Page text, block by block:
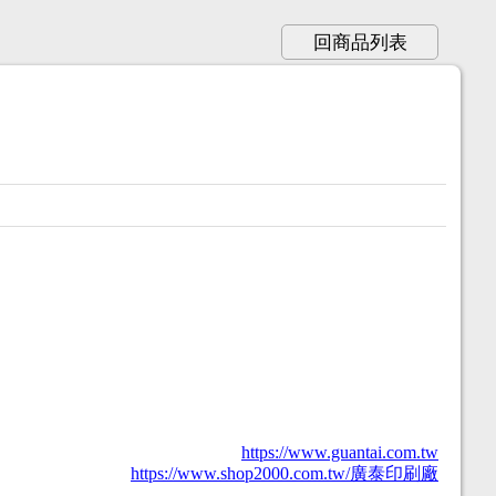
回商品列表
https://www.guantai.com.tw
https://www.shop2000.com.tw/廣泰印刷廠